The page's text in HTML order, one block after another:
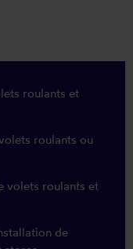
roulants et
roulants ou
volets roulants et
de